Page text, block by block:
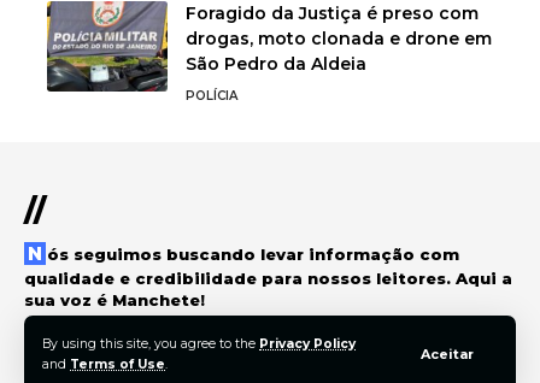
By using this site, you agree to the Privacy Policy
and Terms of Use.
Aceitar
Foragido da Justiça é preso com
drogas, moto clonada e drone em
São Pedro da Aldeia
POLÍCIA
//
Nós seguimos buscando levar informação com
qualidade e credibilidade para nossos leitores. Aqui a
sua voz é Manchete!
© 2022 Foxiz News Network. Ruby Design Company. All Rights Reserved.